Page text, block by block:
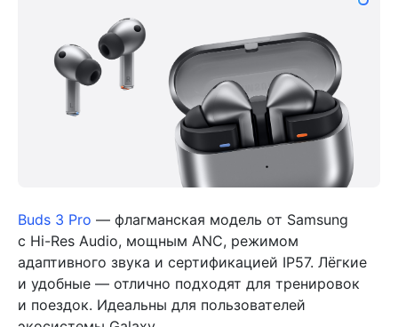
Buds 3 Pro — флагманская модель от Samsung
с Hi-Res Audio, мощным ANC, режимом
адаптивного звука и сертификацией IP57. Лёгкие
и удобные — отлично подходят для тренировок
и поездок. Идеальны для пользователей